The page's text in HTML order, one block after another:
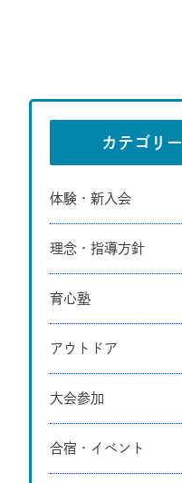
カテゴリー
体験・新入会
理念・指導方針
育心塾
アウトドア
大会参加
合宿・イベント